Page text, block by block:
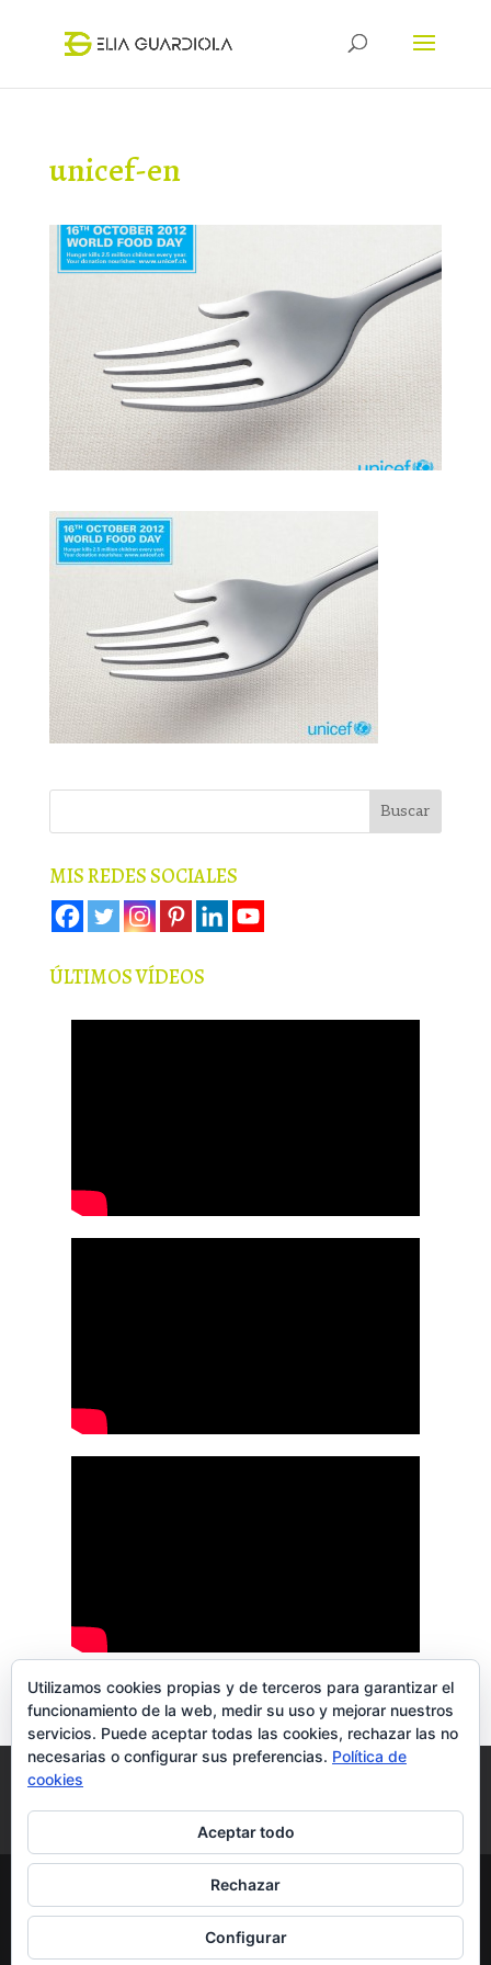
unicef-en
MIS REDES SOCIALES
ÚLTIMOS VÍDEOS
Blog
Más información sobre las cookies
Diseño y desarrollopor Pablo F. Iglesias
Utilizamos cookies propias y de terceros para garantizar el
funcionamiento de la web, medir su uso y mejorar nuestros
servicios. Puede aceptar todas las cookies, rechazar las no
necesarias o configurar sus preferencias. Política de
cookies
Aceptar todo
Rechazar
Configurar